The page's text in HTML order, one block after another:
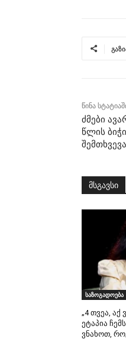
წინა
ძმები
წლის
მსგავსი
საზოგადოება
„4 თვეა,
ეტაპია
ვნახოთ,